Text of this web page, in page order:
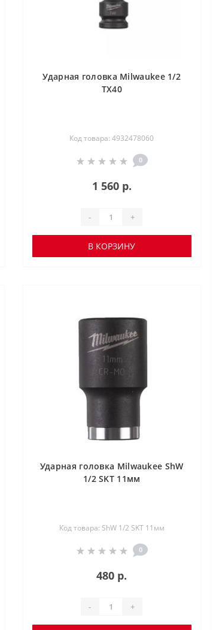
Ударная головка Milwaukee 1/2
TX40
Код товара: 4932478060
0
1 560 р.
- +
В КОРЗИНУ
Ударная головка Milwaukee ShW
1/2 SKT 11мм
Код товара: ShW 1/2 SKT 11мм
0
480 р.
- +